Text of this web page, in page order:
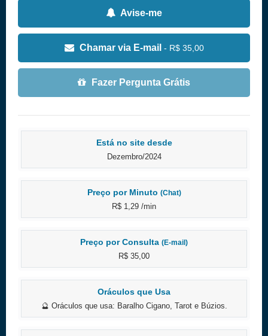
Avise-me
Chamar via E-mail - R$ 35,00
Fazer Pergunta Grátis
Está no site desde
Dezembro/2024
Preço por Minuto (Chat)
R$ 1,29 /min
Preço por Consulta (E-mail)
R$ 35,00
Oráculos que Usa
🔮 Oráculos que usa: Baralho Cigano, Tarot e Búzios.